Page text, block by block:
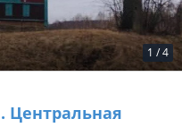
1 /4
Центральная